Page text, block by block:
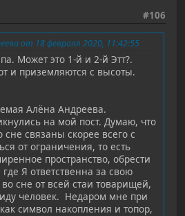
#106
от 18 февраля 2020, 11:42:55
Может это 1-й и 2-й Этт?.
и приземляются с высоты.
Алёна Андреева.
на мой пост. Думаю, что
связаны скорее всего с
от ограничения, то есть
пространство, обрести
Я ответственна за свою
сне от всей стаи товарищей,
человек. Недаром мне при
символ накопления и топор,